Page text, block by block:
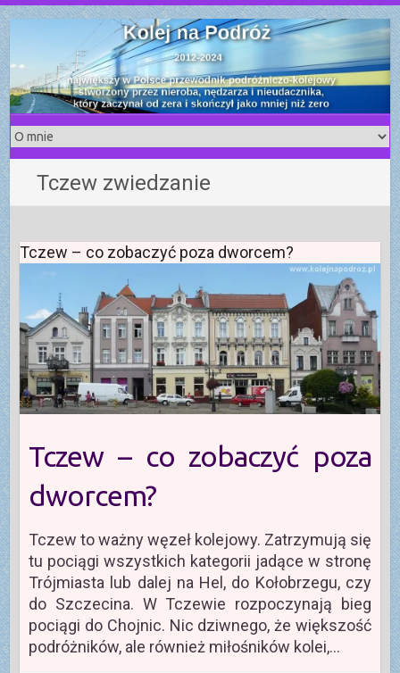
S
k
i
p
t
o
c
o
n
t
e
n
t
Tczew zwiedzanie
Tczew – co zobaczyć poza dworcem?
Tczew – co zobaczyć poza
dworcem?
Tczew to ważny węzeł kolejowy. Zatrzymują się
tu pociągi wszystkich kategorii jadące w stronę
Trójmiasta lub dalej na Hel, do Kołobrzegu, czy
do Szczecina. W Tczewie rozpoczynają bieg
pociągi do Chojnic. Nic dziwnego, że większość
podróżników, ale również miłośników kolei,…